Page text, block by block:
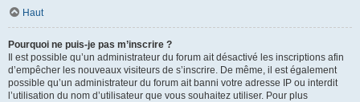
Haut
Pourquoi ne puis-je pas m’inscrire ?
Il est possible qu’un administrateur du forum ait désactivé les inscriptions afin
d’empêcher les nouveaux visiteurs de s’inscrire. De même, il est également
possible qu’un administrateur du forum ait banni votre adresse IP ou interdit
l’utilisation du nom d’utilisateur que vous souhaitez utiliser. Pour plus